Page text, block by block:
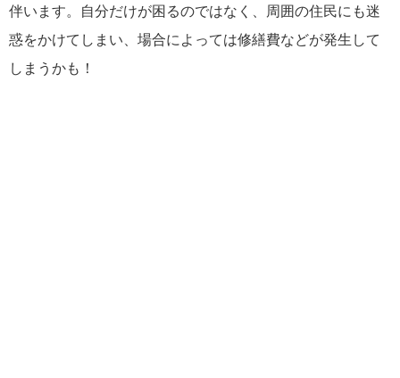
伴います。自分だけが困るのではなく、周囲の住民にも迷
惑をかけてしまい、場合によっては修繕費などが発生して
しまうかも！